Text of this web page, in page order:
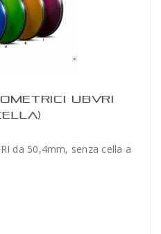
UBVRI
da 50,4mm, senza cella a